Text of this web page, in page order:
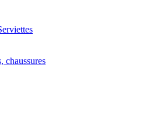
chaussures